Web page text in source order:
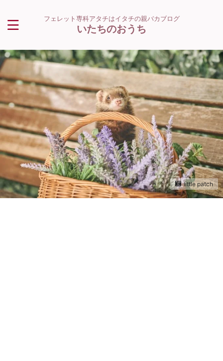
フェレット専科アタチはイタチの親バカブログ
いたちのおうち
little patch